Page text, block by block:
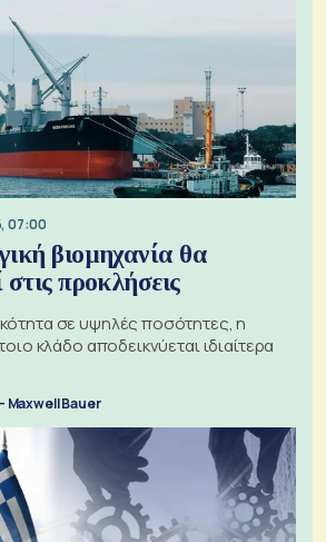
07:00
βιομηχανία θα
προκλήσεις
σε υψηλές ποσότητες, η
κλάδο αποδεικνύεται ιδιαίτερα
Maxwell Bauer